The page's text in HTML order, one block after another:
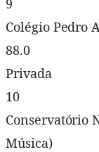
Colégio Pedro
88.0
Privada
10
Conservatório
Música)